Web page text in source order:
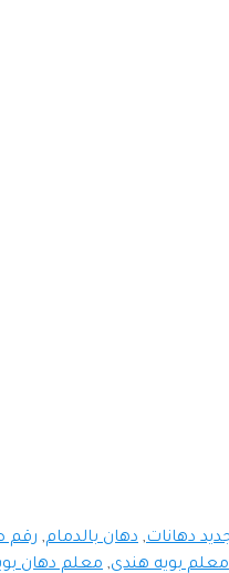
دهانات, دهان بالدمام, رقم
معلم بويه هندي, معلم دهان